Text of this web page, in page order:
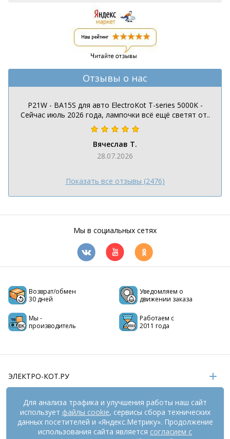
Отзывы о нас
P21W - BA15S для авто ElectroKot T-series 5000K -
Сейчас июль 2026 года, лампочки всё ещё светят от..
Вячеслав Т.
28.07.2026
Показать все отзывы (2476)
Мы в социальных сетях
Возврат/обмен
30 дней
Уведомляем о
движении заказа
Мы -
производитель
Работаем с
2011 года
ЭЛЕКТРО-КОТ.РУ
ИНФОРМАЦИЯ
РЕКВИЗИТЫ
Для анализа трафика и улучшения работы наш сайт
использует файлы cookie, сервисы сбора технических
данных посетителей и «Яндекс.Метрику». Продолжение
использования сайта является согласием с